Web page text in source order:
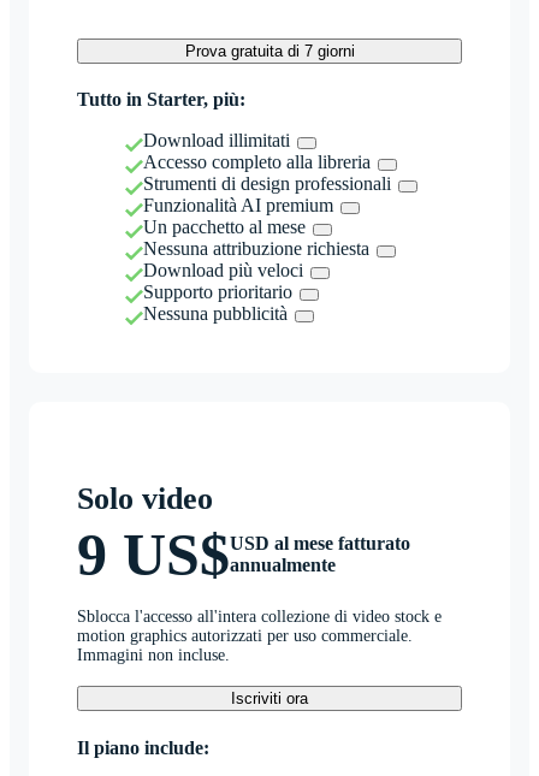
Prova gratuita di 7 giorni
Tutto in Starter, più:
Download illimitati
Accesso completo alla libreria
Strumenti di design professionali
Funzionalità AI premium
Un pacchetto al mese
Nessuna attribuzione richiesta
Download più veloci
Supporto prioritario
Nessuna pubblicità
Solo video
9 US$USD al mese fatturato
annualmente
Sblocca l'accesso all'intera collezione di video stock e
motion graphics autorizzati per uso commerciale.
Immagini non incluse.
Iscriviti ora
Il piano include: